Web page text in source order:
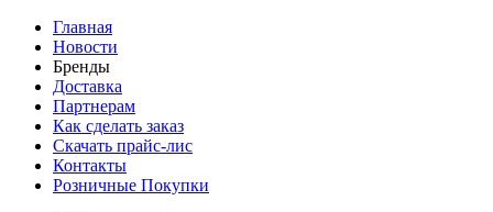
Главная
Новости
Бренды
Доставка
Партнерам
Как сделать заказ
Скачать прайс-лис
Контакты
Розничные Покупки